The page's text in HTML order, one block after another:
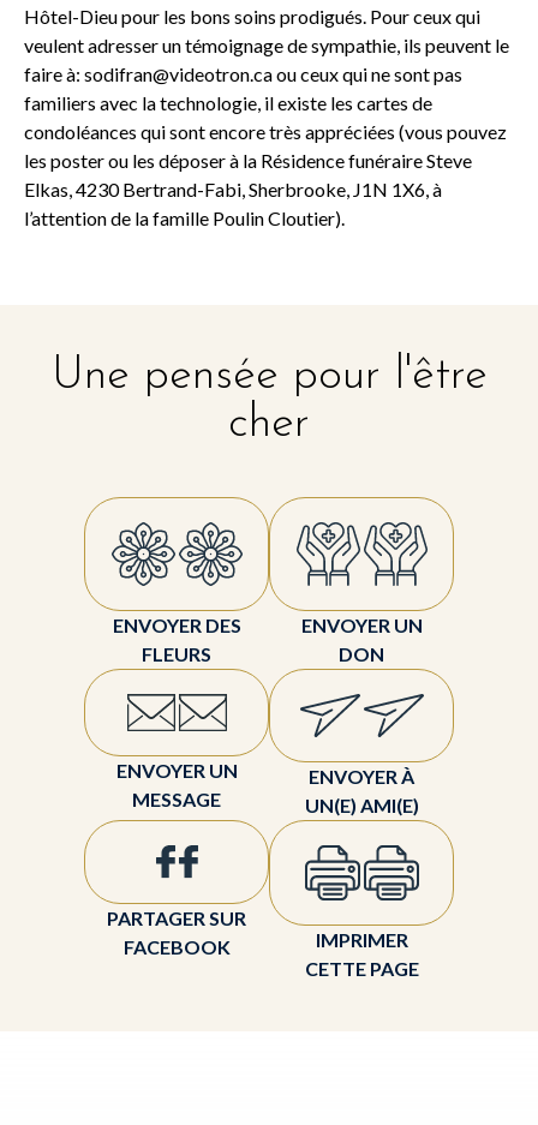
Hôtel-Dieu pour les bons soins prodigués. Pour ceux qui
veulent adresser un témoignage de sympathie, ils peuvent le
faire à: sodifran@videotron.caou ceux qui ne sont pas
familiers avec la technologie, il existe les cartes de
condoléances qui sont encore très appréciées (vous pouvez
les poster ou les déposer à la Résidence funéraire Steve
Elkas, 4230 Bertrand-Fabi, Sherbrooke, J1N 1X6, à
l’attention de la famille Poulin Cloutier).
Une pensée pour l'être
cher
ENVOYER DES
FLEURS
ENVOYER UN
DON
ENVOYER UN
MESSAGE
ENVOYER À
UN(E) AMI(E)
PARTAGER SUR
FACEBOOK
IMPRIMER
CETTE PAGE